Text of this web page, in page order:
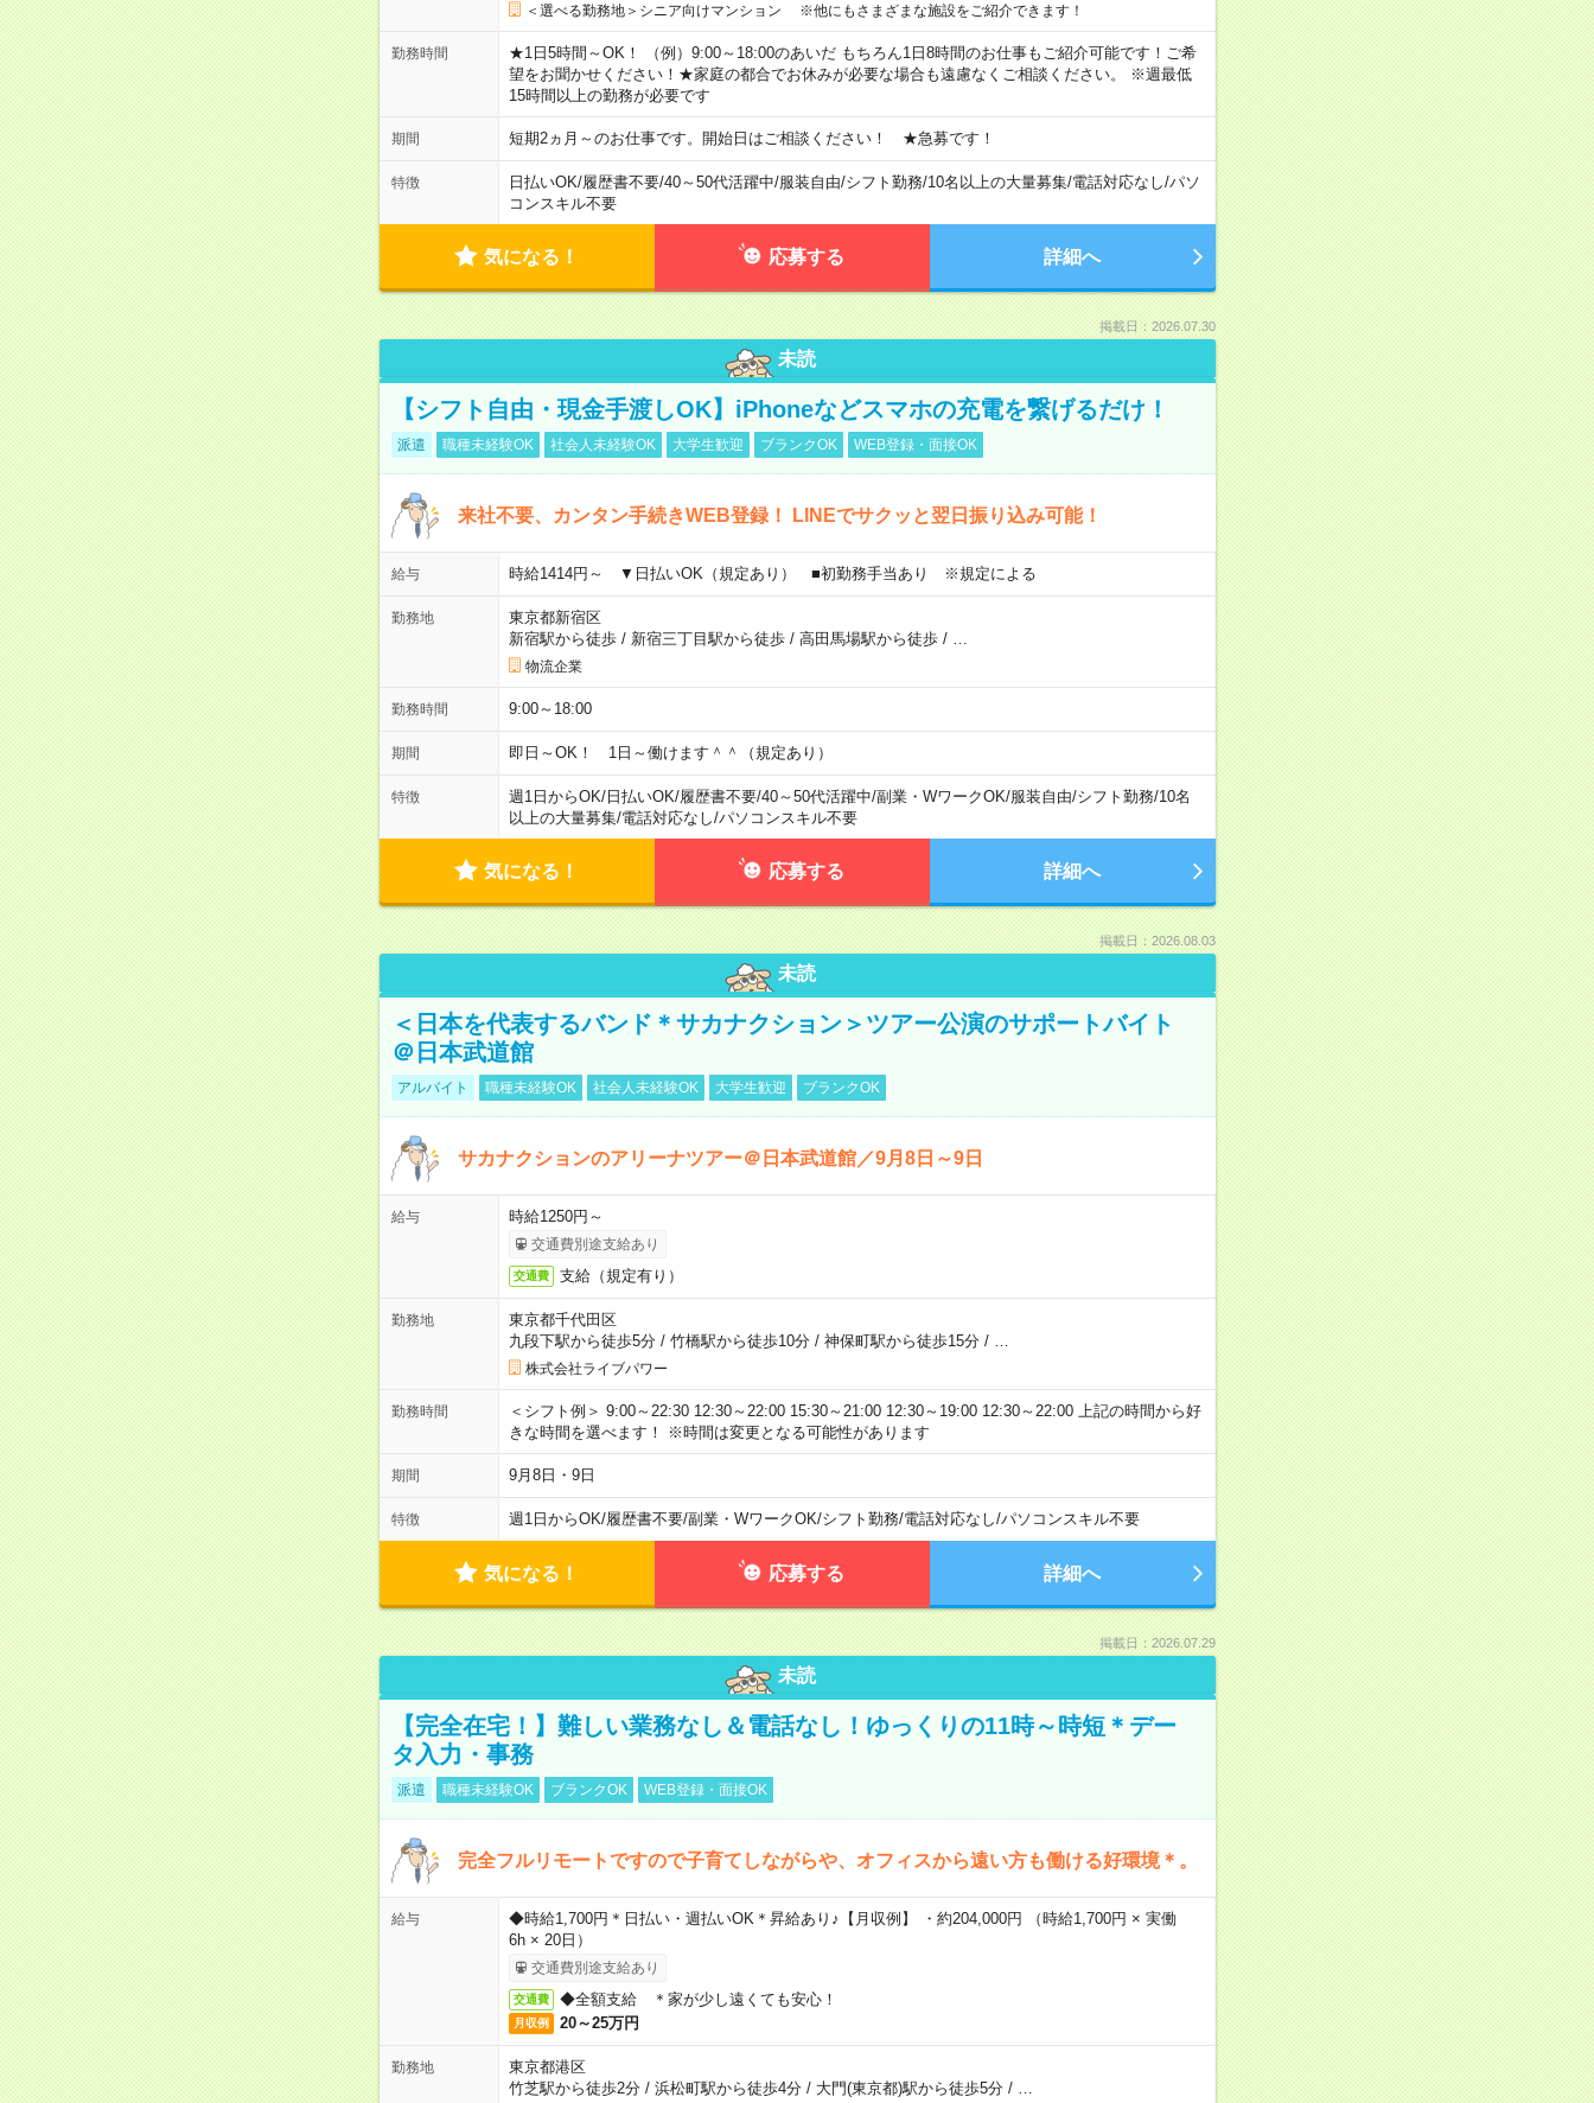
＜選べる勤務地＞シニア向けマンション ※他にもさまざまな施設をご紹介できます！
勤務時間
★1日5時間～OK！ （例）9:00～18:00のあいだ もちろん1日8時間のお仕事もご紹介可能です！ご希
望をお聞かせください！★家庭の都合でお休みが必要な場合も遠慮なくご相談ください。 ※週最低
15時間以上の勤務が必要です
期間 短期2ヵ月～のお仕事です。開始日はご相談ください！ ★急募です！
特徴 日払いOK/履歴書不要/40～50代活躍中/服装自由/シフト勤務/10名以上の大量募集/電話対応なし/パソ
コンスキル不要
気になる！ 応募する 詳細へ
掲載日：2026.07.30
未読
【シフト自由・現金手渡しOK】iPhoneなどスマホの充電を繋げるだけ！
派遣 職種未経験OK 社会人未経験OK 大学生歓迎 ブランクOK WEB登録・面接OK
来社不要、カンタン手続きWEB登録！ LINEでサクッと翌日振り込み可能！
給与 時給1414円～ ▼日払いOK（規定あり） ■初勤務手当あり ※規定による
勤務地
東京都新宿区
新宿駅から徒歩/ 新宿三丁目駅から徒歩/ 高田馬場駅から徒歩/
物流企業
勤務時間 9:00～18:00
期間 即日～OK！ 1日～働けます＾＾（規定あり）
特徴 週1日からOK/日払いOK/履歴書不要/40～50代活躍中/副業・WワークOK/服装自由/シフト勤務/10名
以上の大量募集/電話対応なし/パソコンスキル不要
気になる！ 応募する 詳細へ
掲載日：2026.08.03
未読
＜日本を代表するバンド＊サカナクション＞ツアー公演のサポートバイト
＠日本武道館
アルバイト 職種未経験OK 社会人未経験OK 大学生歓迎 ブランクOK
サカナクションのアリーナツアー＠日本武道館／9月8日～9日
給与 時給1250円～
交通費別途支給あり
交通費 支給（規定有り）
勤務地
東京都千代田区
九段下駅から徒歩5分/ 竹橋駅から徒歩10分/ 神保町駅から徒歩15分/
株式会社ライブパワー
勤務時間
＜シフト例＞ 9:00～22:30 12:30～22:00 15:30～21:00 12:30～19:00 12:30～22:00 上記の時間から好
きな時間を選べます！ ※時間は変更となる可能性があります
期間 9月8日・9日
特徴 週1日からOK/履歴書不要/副業・WワークOK/シフト勤務/電話対応なし/パソコンスキル不要
気になる！ 応募する 詳細へ
掲載日：2026.07.29
未読
【完全在宅！】難しい業務なし＆電話なし！ゆっくりの11時～時短＊デー
タ入力・事務
派遣 職種未経験OK ブランクOK WEB登録・面接OK
完全フルリモートですので子育てしながらや、オフィスから遠い方も働ける好環境＊。
給与
◆時給1,700円＊日払い・週払いOK＊昇給あり♪【月収例】 ・約204,000円 （時給1,700円 × 実働
6h × 20日）
交通費別途支給あり
交通費 ◆全額支給 ＊家が少し遠くても安心！
月収例 20～25万円
勤務地
東京都港区
竹芝駅から徒歩2分/ 浜松町駅から徒歩4分/ 大門(東京都)駅から徒歩5分/